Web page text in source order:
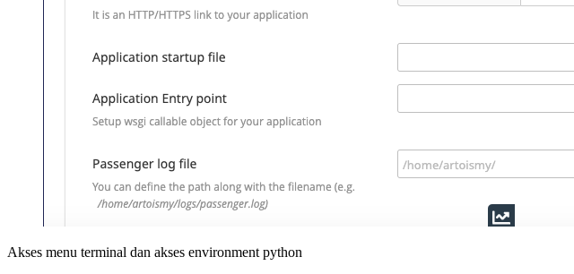
Akses menu terminal dan akses environment python